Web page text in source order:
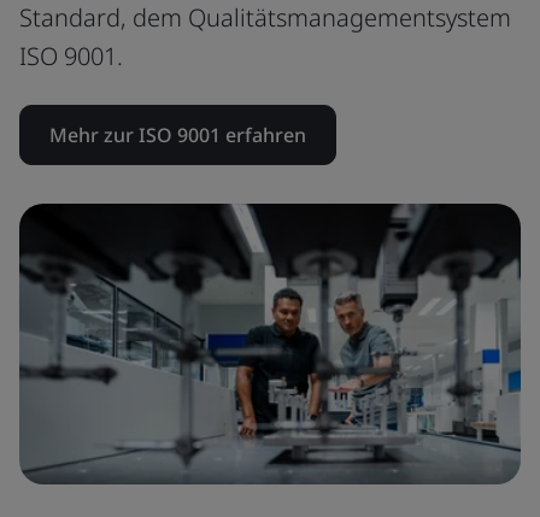
Standard, dem Qualitätsmanagementsystem
ISO 9001.
Mehr zur ISO 9001 erfahren